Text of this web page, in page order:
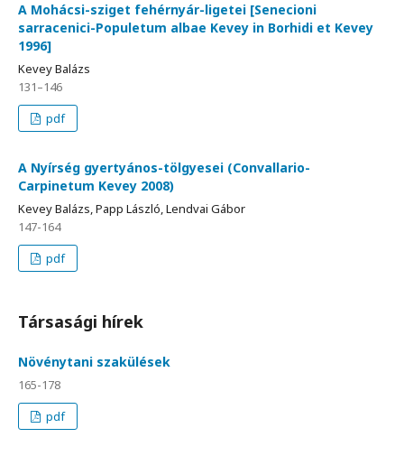
A Mohácsi-sziget fehérnyár-ligetei [Senecioni
sarracenici-Populetum albae Kevey in Borhidi et Kevey
1996]
Kevey Balázs
131–146
pdf
A Nyírség gyertyános-tölgyesei (Convallario-
Carpinetum Kevey 2008)
Kevey Balázs, Papp László, Lendvai Gábor
147-164
pdf
Társasági hírek
Növénytani szakülések
165-178
pdf